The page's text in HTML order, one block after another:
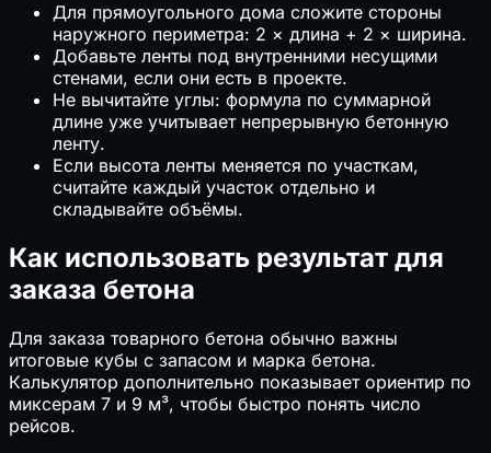
Для прямоугольного дома сложите стороны
наружного периметра: 2 × длина + 2 × ширина.
Добавьте ленты под внутренними несущими
стенами, если они есть в проекте.
Не вычитайте углы: формула по суммарной
длине уже учитывает непрерывную бетонную
ленту.
Если высота ленты меняется по участкам,
считайте каждый участок отдельно и
складывайте объёмы.
Как использовать результат для
заказа бетона
Для заказа товарного бетона обычно важны
итоговые кубы с запасом и марка бетона.
Калькулятор дополнительно показывает ориентир по
миксерам 7 и 9 м³, чтобы быстро понять число
рейсов.